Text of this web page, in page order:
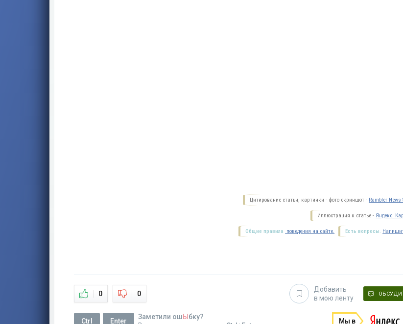
Цитирование статьи, картинки - фото скриншот - Rambler News
Иллюстрация к статье - Яндекс.
Есть вопросы.
Общие правила поведения на сайте.
0 0
Добавить
в мою ленту
Ctrl Enter
Заметили ошЫ бку?
Мы в